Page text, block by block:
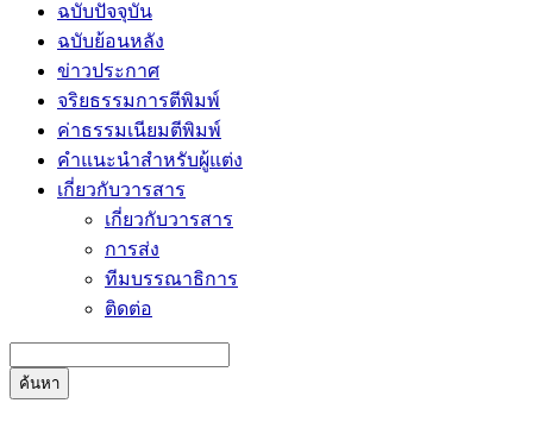
ฉบับปัจจุบัน
ฉบับย้อนหลัง
ข่าวประกาศ
จริยธรรมการตีพิมพ์
ค่าธรรมเนียมตีพิมพ์
คำแนะนำสำหรับผู้แต่ง
เกี่ยวกับวารสาร
เกี่ยวกับวารสาร
การส่ง
ทีมบรรณาธิการ
ติดต่อ
ค้นหา